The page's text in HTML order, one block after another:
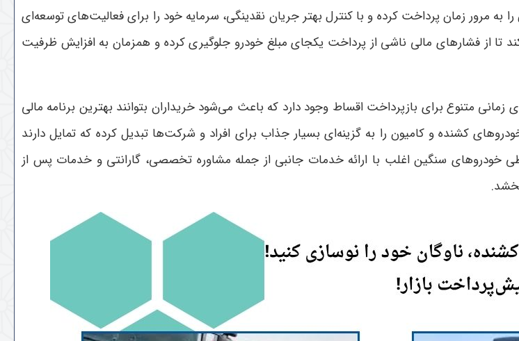
مرور زمان پرداخت کرده و با کنترل بهتر جریان نقدینگی، سرمایه خود را برای فعالیت‌های توسعه‌ای
فشارهای مالی ناشی از پرداخت یکجای مبلغ خودرو جلوگیری کرده و همزمان به افزایش ظرفیت
متنوع برای بازپرداخت اقساط وجود دارد که باعث می‌شود خریداران بتوانند بهترین برنامه مالی
کشنده و کامیون را به گزینه‌ای بسیار جذاب برای افراد و شرکت‌ها تبدیل کرده که تمایل دارند
خودروهای سنگین اغلب با ارائه خدمات جانبی از جمله مشاوره تخصصی، گارانتی و خدمات پس از
.